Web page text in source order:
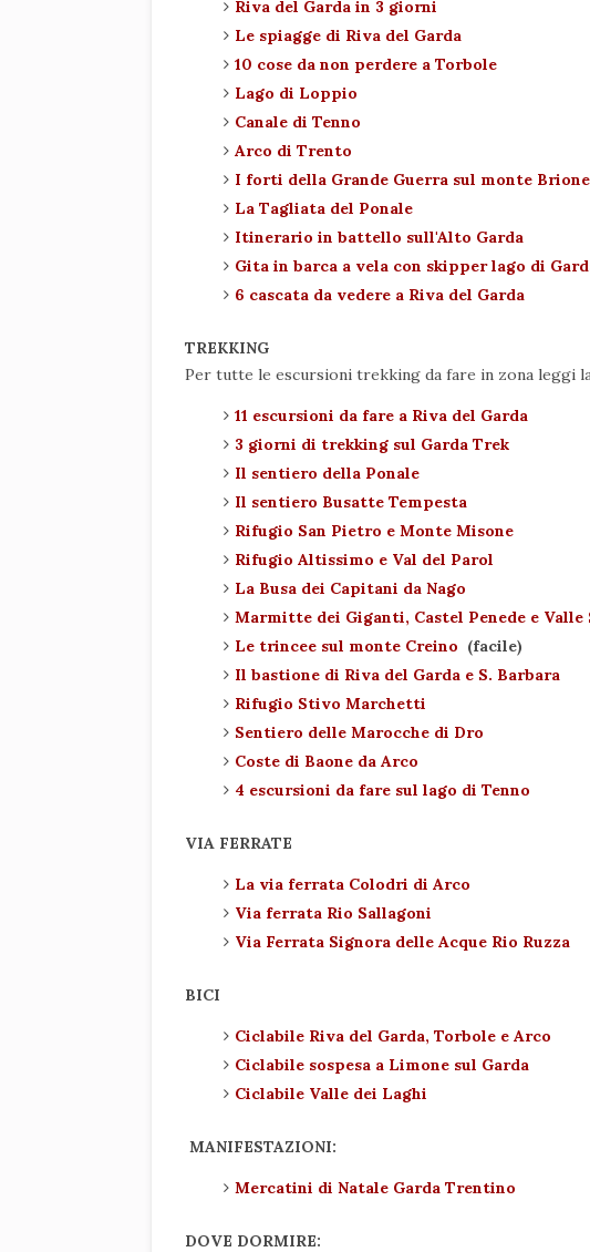
Riva del Garda in 3 giorni
Le spiagge di Riva del Garda
10 cose da non perdere a Torbole
Lago di Loppio
Canale di Tenno
Arco di Trento
I forti della Grande Guerra sul monte Brione
La Tagliata del Ponale
Itinerario in battello sull'Alto Garda
Gita in barca a vela con skipper lago di
6 cascata da vedere a Riva del Garda
TREKKING
Per tutte le escursioni trekking da fare in zona leggi
11 escursioni da fare a Riva del Garda
3 giorni di trekking sul Garda Trek
Il sentiero della Ponale
Il sentiero Busatte Tempesta
Rifugio San Pietro e Monte Misone
Rifugio Altissimo e Val del Parol
La Busa dei Capitani da Nago
Marmitte dei Giganti, Castel Penede e Valle
Le trincee sul monte Creino (facile)
Il bastione di Riva del Garda e S. Barbara
Rifugio Stivo Marchetti
Sentiero delle Marocche di Dro
Coste di Baone da Arco
4 escursioni da fare sul lago di Tenno
VIA FERRATE
La via ferrata Colodri di Arco
Via ferrata Rio Sallagoni
Via Ferrata Signora delle Acque Rio Ruzza
BICI
Ciclabile Riva del Garda, Torbole e Arco
Ciclabile sospesa a Limone sul Garda
Ciclabile Valle dei Laghi
MANIFESTAZIONI:
Mercatini di Natale Garda Trentino
DOVE DORMIRE: